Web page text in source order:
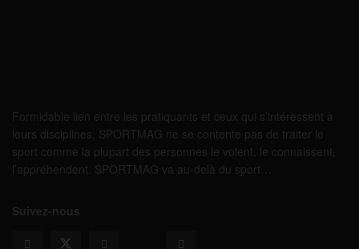
Formidable lien entre les pratiquants et ceux qui s’intéressent à
leurs disciplines, SPORTMAG ne se contente pas de traiter le
sport comme la plupart des personnes le voient, le connaissent,
l’appréhendent. SPORTMAG va au-delà du sport…
Suivez-nous